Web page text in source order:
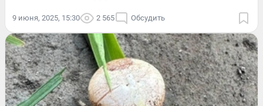
9 июня, 2025, 15:30 2 565 Обсудить